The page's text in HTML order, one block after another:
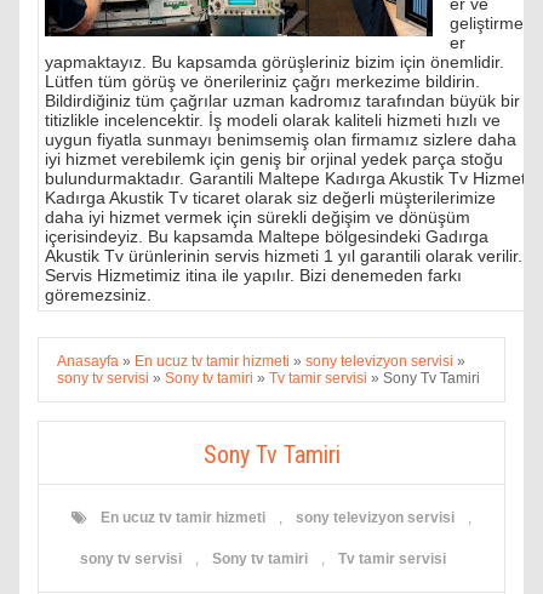
geliştirmel
er
yapmaktayız. Bu kapsamda görüşleriniz bizim için önemlidir.
Lütfen tüm görüş ve önerileriniz çağrı merkezime bildirin.
Bildirdiğiniz tüm çağrılar uzman kadromız tarafından büyük bir
titizlikle incelencektir. İş modeli olarak kaliteli hizmeti hızlı ve
uygun fiyatla sunmayı benimsemiş olan firmamız sizlere daha
iyi hizmet verebilemk için geniş bir orjinal yedek parça stoğu
bulundurmaktadır. Garantili Maltepe Kadırga Akustik Tv Hizmeti
Kadırga Akustik Tv ticaret olarak siz değerli müşterilerimize
daha iyi hizmet vermek için sürekli değişim ve dönüşüm
içerisindeyiz. Bu kapsamda Maltepe bölgesindeki Gadırga
Akustik Tv ürünlerinin servis hizmeti 1 yıl garantili olarak verilir.
Servis Hizmetimiz itina ile yapılır. Bizi denemeden farkı
göremezsiniz.
Anasayfa » En ucuz tv tamir hizmeti » sony televizyon servisi »
sony tv servisi » Sony tv tamiri » Tv tamir servisi » Sony Tv Tamiri
Sony Tv Tamiri
En ucuz tv tamir hizmeti sony televizyon servisi
sony tv servisi Sony tv tamiri Tv tamir servisi